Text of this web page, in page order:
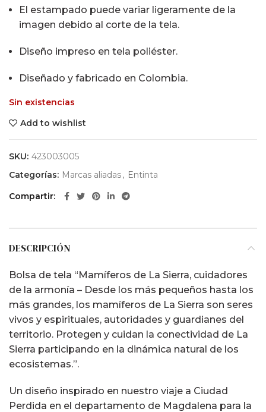
El estampado puede variar ligeramente de la
imagen debido al corte de la tela.
Diseño impreso en tela poliéster.
Diseñado y fabricado en Colombia.
Sin existencias
Add to wishlist
SKU: 423003005
Categorías: Marcas aliadas, Entinta
Compartir
DESCRIPCIÓN
Bolsa de tela “Mamíferos de La Sierra, cuidadores
de la armonía – Desde los más pequeños hasta los
más grandes, los mamíferos de La Sierra son seres
vivos y espirituales, autoridades y guardianes del
territorio. Protegen y cuidan la conectividad de La
Sierra participando en la dinámica natural de los
ecosistemas.”.
Un diseño inspirado en nuestro viaje a Ciudad
Perdida en el departamento de Magdalena para la